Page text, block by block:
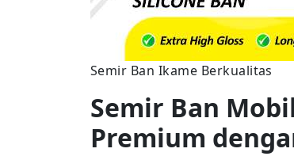
Semir Ban Ikame Berkualitas
Semir Ban
Premium